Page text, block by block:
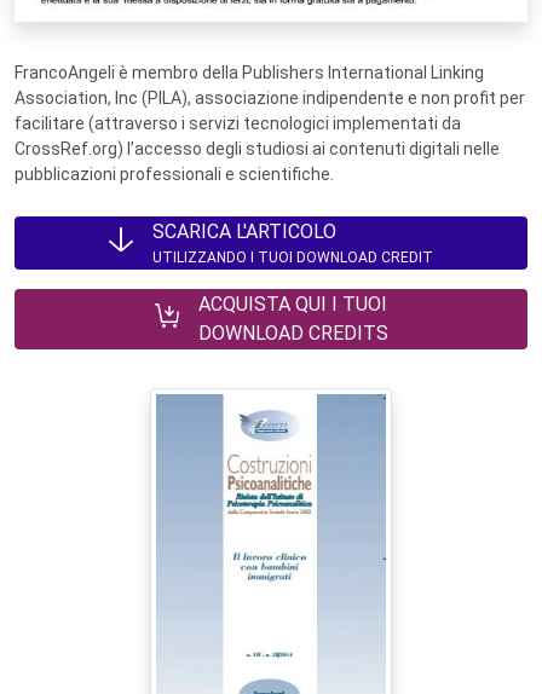
FrancoAngeli è membro della Publishers International Linking
Association, Inc (PILA), associazione indipendente e non profit per
facilitare (attraverso i servizi tecnologici implementati da
CrossRef.org) l’accesso degli studiosi ai contenuti digitali nelle
pubblicazioni professionali e scientifiche.
SCARICA L'ARTICOLO
UTILIZZANDO I TUOI DOWNLOAD CREDIT
ACQUISTA QUI I TUOI
DOWNLOAD CREDITS